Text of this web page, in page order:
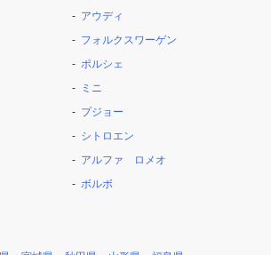
アウディ
フォルクスワーゲン
ポルシェ
ミニ
プジョー
シトロエン
アルファ ロメオ
ボルボ